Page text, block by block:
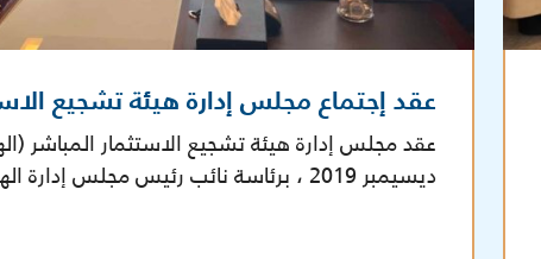
عقد إجتماع مجلس إدارة هيئة تشجيع
ديسيمبر 2019 ، برئاسة نائب رئيس مجلس إدارة الهيئة […]